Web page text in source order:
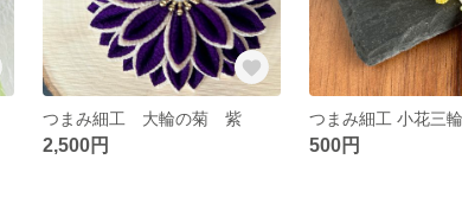
つまみ細工 大輪の菊 紫
2,500円 500円